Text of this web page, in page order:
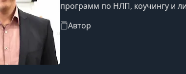
программ по НЛП, коучингу и
психологического
Автор